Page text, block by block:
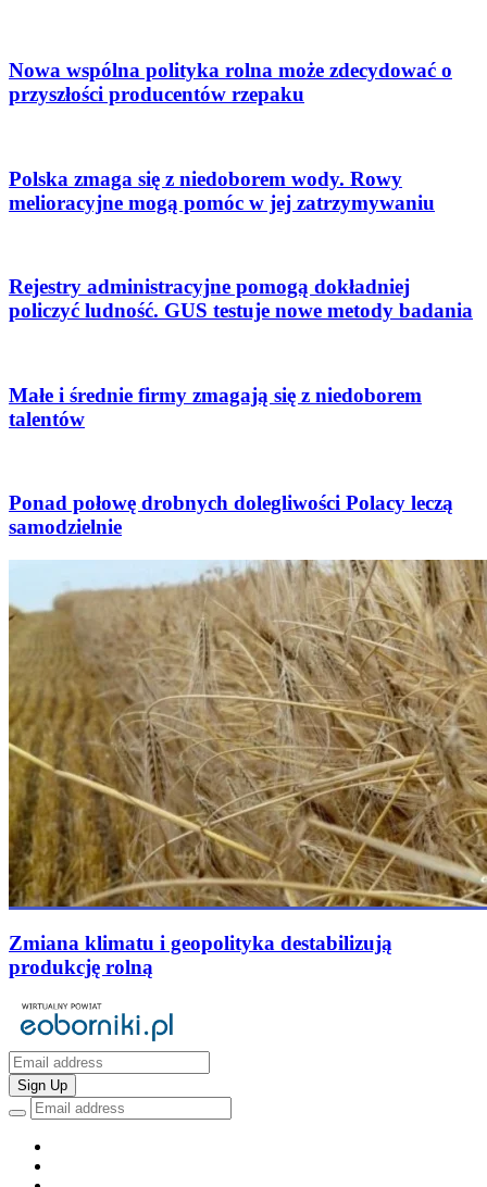
Nowa wspólna polityka rolna może zdecydować o
przyszłości producentów rzepaku
Polska zmaga się z niedoborem wody. Rowy
melioracyjne mogą pomóc w jej zatrzymywaniu
Rejestry administracyjne pomogą dokładniej
policzyć ludność. GUS testuje nowe metody badania
Małe i średnie firmy zmagają się z niedoborem
talentów
Ponad połowę drobnych dolegliwości Polacy leczą
samodzielnie
Zmiana klimatu i geopolityka destabilizują
produkcję rolną
Sign Up